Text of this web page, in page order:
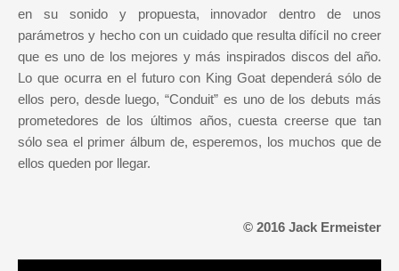
en su sonido y propuesta, innovador dentro de unos
parámetros y hecho con un cuidado que resulta difícil no creer
que es uno de los mejores y más inspirados discos del año.
Lo que ocurra en el futuro con King Goat dependerá sólo de
ellos pero, desde luego, “Conduit” es uno de los debuts más
prometedores de los últimos años, cuesta creerse que tan
sólo sea el primer álbum de, esperemos, los muchos que de
ellos queden por llegar.
© 2016 Jack Ermeister